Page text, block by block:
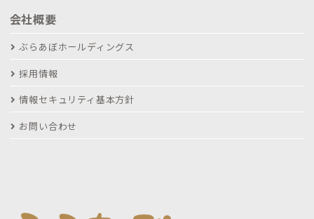
会社概要
ぶらあぼホールディングス
採用情報
情報セキュリティ基本方針
お問い合わせ